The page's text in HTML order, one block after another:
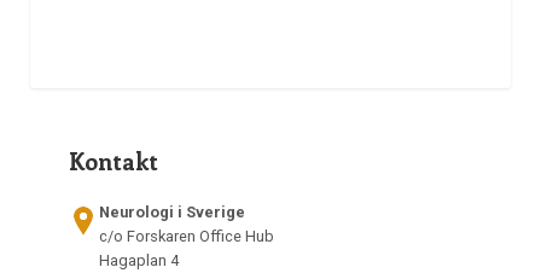
Kontakt
Neurologi i Sverige
c/o Forskaren Office Hub
Hagaplan 4